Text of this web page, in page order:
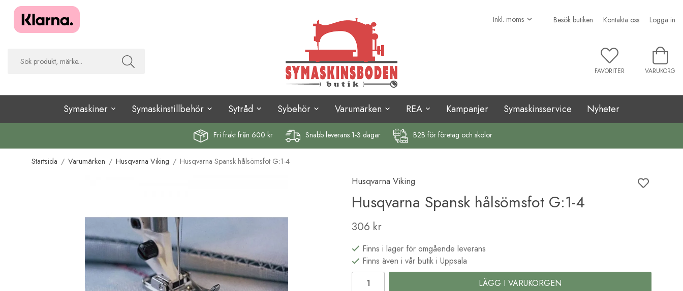
Besök butiken Kontakta oss Logga in
FAVORITER VARUKORG
Symaskiner Symaskinstillbehör Sytråd Sybehör Varumärken REA Kampanjer Symaskinsservice Nyheter
Fri fraktfrån 600 kr Snabb leverans 1-3 dagar B2B för företag och skolor
Startsida / Varumärken / Husqvarna Viking / Husqvarna Spansk hålsömsfot G:1-4
Husqvarna Viking
Husqvarna Spansk hålsömsfot G:1-4
306 kr
Finns i lager för omgående leverans
Finns även i vår butik i Uppsala
LÄGG I VARUKORGEN